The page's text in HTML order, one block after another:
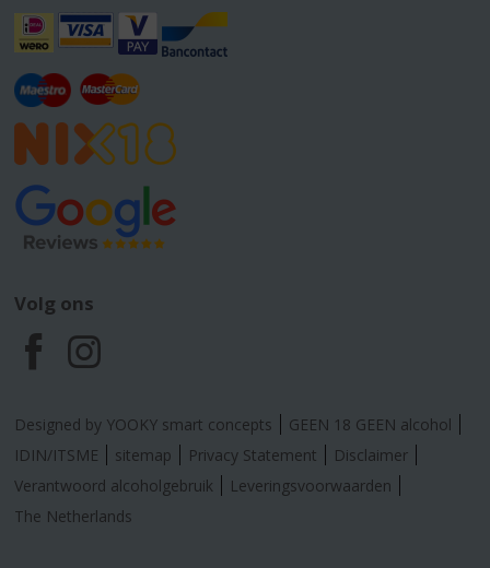
Volg ons
F
a
c
e
I
n
s
t
Designed by YOOKY smart concepts
GEEN 18 GEEN alcohol
IDIN/ITSME
sitemap Privacy Statement
Disclaimer
Verantwoord alcoholgebruik
Leveringsvoorwaarden
The Netherlands